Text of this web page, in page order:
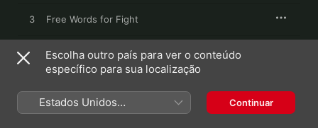
3 Free Words for Fight
4 Lost in Collapse
6 Faces of Wax
Escolha outro país para ver o conteúdo
específico para sua localização
Estados Unidos
(Português Brasil)
Continuar